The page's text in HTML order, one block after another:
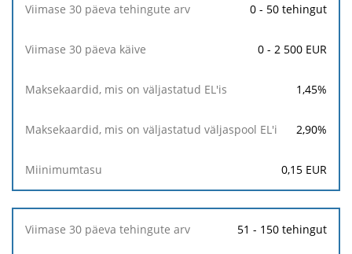
Viimase
tehingute
30
mis
on
0 - 50 tehingut
0 - 2 500 EUR
1,45%
2,90%
0,15 EUR
51 - 150 tehingut